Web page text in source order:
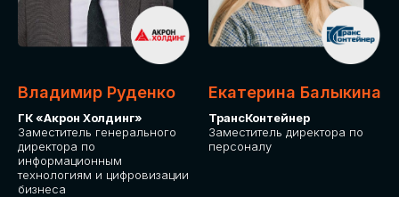
Владимир Руденко
ГК «Акрон Холдинг»
Заместитель генерального
директора по
информационным
технологиям и цифровизации
бизнеса
Екатерина Балыкина
ТрансКонтейнер
Заместитель директора по
персоналу